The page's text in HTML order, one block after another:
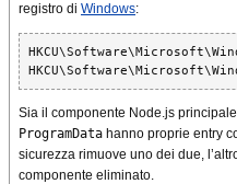
registro di Windows:
Sia il componente Node.js
ProgramData hanno proprie entry
sicurezza rimuove uno dei due,
componente eliminato.